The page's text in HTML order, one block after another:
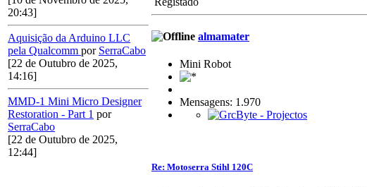
20:43]
Aquisição da Arduino LLC
pela Qualcomm por SerraCabo
[22 de Outubro de 2025,
14:16]
MMD-1 Mini Micro Designer
Restoration - Part 1 por
SerraCabo
[22 de Outubro de 2025,
12:44]
almamater
Mini Robot
Mensagens: 1.970
Re: Motoserra Stihl 120C